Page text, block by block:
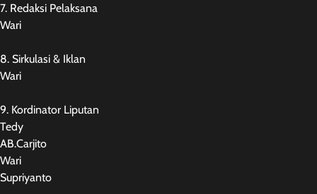
7. Redaksi Pelaksana
Wari
8. Sirkulasi & Iklan
Wari
9. Kordinator Liputan
Tedy
AB.Carjito
Wari
Supriyanto